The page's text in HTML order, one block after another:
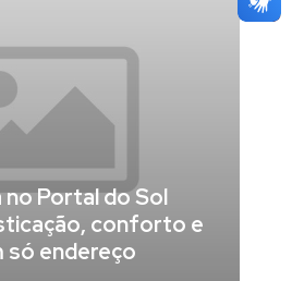
Portal do Sol
conforto e
só endereço